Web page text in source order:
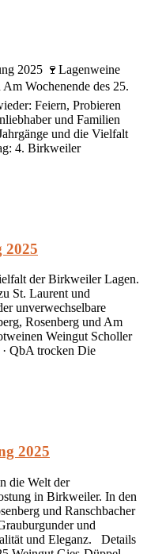
2025 🍷Lagenweine
Wochenende des 25.
Feiern, Probieren
und Familien
und die Vielfalt
4. Birkweiler
2025
der Birkweiler Lagen.
St. Laurent und
unverwechselbare
Rosenberg und Am
Weingut Scholler
QbA trocken Die
2025
die Welt der
in Birkweiler. In den
und Ranschbacher
und
und Eleganz. Details